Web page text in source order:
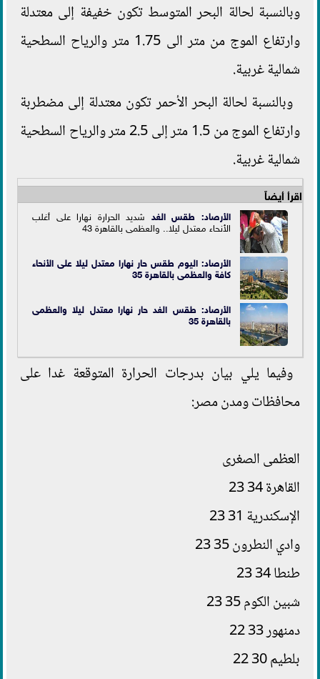
وبالنسبة لحالة البحر المتوسط تكون خفيفة إلى معتدلة
وارتفاع الموج من متر الى 1.75 متر والرياح السطحية
شمالية غربية.
وبالنسبة لحالة البحر الأحمر تكون معتدلة إلى مضطربة
وارتفاع الموج من 1.5 متر إلى 2.5 متر والرياح السطحية
شمالية غربية.
اقرأ أيضاً
الأرصاد: طقس الغد شديد الحرارة نهارا على أغلب
الأنحاء معتدل ليلا.. والعظمى بالقاهرة 43
الأرصاد: اليوم طقس حار نهارا معتدل ليلا على الأنحاء
كافة والعظمى بالقاهرة 35
الأرصاد: طقس الغد حار نهارا معتدل ليلا والعظمى
بالقاهرة 35
وفيما يلي بيان بدرجات الحرارة المتوقعة غدا على
محافظات ومدن مصر:
العظمى الصغرى
القاهرة 34 23
الإسكندرية 31 23
وادي النطرون 35 23
طنطا 34 23
شبين الكوم 35 23
دمنهور 33 22
بلطيم 30 22